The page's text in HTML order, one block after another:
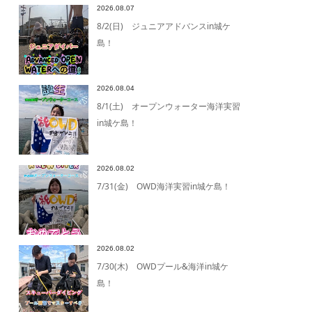
2026.08.07
8/2(日) ジュニアアドバンスin城ケ
島！
2026.08.04
8/1(土) オープンウォーター海洋実習
in城ケ島！
2026.08.02
7/31(金) OWD海洋実習in城ケ島！
2026.08.02
7/30(木) OWDプール&海洋in城ケ
島！